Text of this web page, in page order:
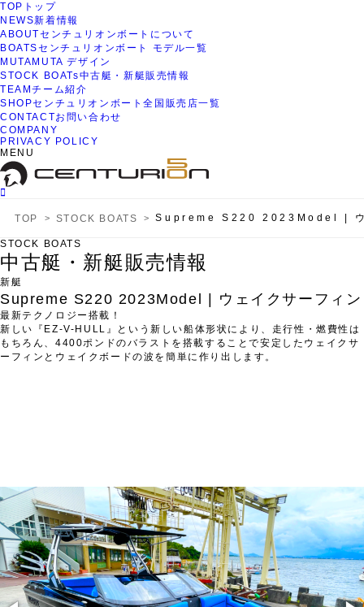
TOP トップ
NEWS新着情報
ABOUTセンチュリオンボートについて
BOATSセンチュリオンボート モデル一覧
MUTA MUTA デザイン
STOCK BOATs中古艇・新艇販売情報
TEAMチーム紹介
SHOPセンチュリオンボート全国販売店一覧
CONTACTお問い合わせ
COMPANY
PRIVACY POLICY
MENU
TOP STOCK BOATS Supreme S220 2023Model | ウ
STOCK BOATS
中古艇・新艇販売情報
新艇
Supreme S220 2023Model | ウェイクサーフィン
最新テクノロジー搭載！
新しい『EZ-V-HULL』という新しい船体形状により、走行性・燃費性は
もちろん、4400ポンドのバラストを搭載することで安定したウェイクサ
ーフィンとウェイクボードの波を簡単に作り出します。